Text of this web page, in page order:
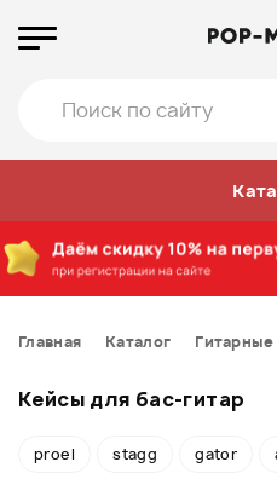
Главная Каталог Гитарные
Кейсы для бас-гитар
proel stagg gator